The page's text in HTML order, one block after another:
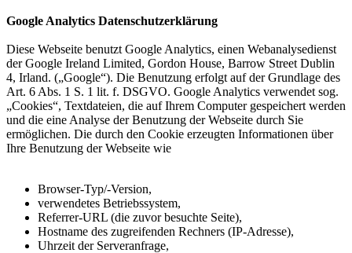
Google Analytics Datenschutzerklärung
Diese Webseite benutzt Google Analytics, einen Webanalysedienst
der Google Ireland Limited, Gordon House, Barrow Street Dublin
4, Irland. („Google“). Die Benutzung erfolgt auf der Grundlage des
Art. 6 Abs. 1 S. 1 lit. f. DSGVO. Google Analytics verwendet sog.
„Cookies“, Textdateien, die auf Ihrem Computer gespeichert werden
und die eine Analyse der Benutzung der Webseite durch Sie
ermöglichen. Die durch den Cookie erzeugten Informationen über
Ihre Benutzung der Webseite wie
Browser-Typ/-Version,
verwendetes Betriebssystem,
Referrer-URL (die zuvor besuchte Seite),
Hostname des zugreifenden Rechners (IP-Adresse),
Uhrzeit der Serveranfrage,